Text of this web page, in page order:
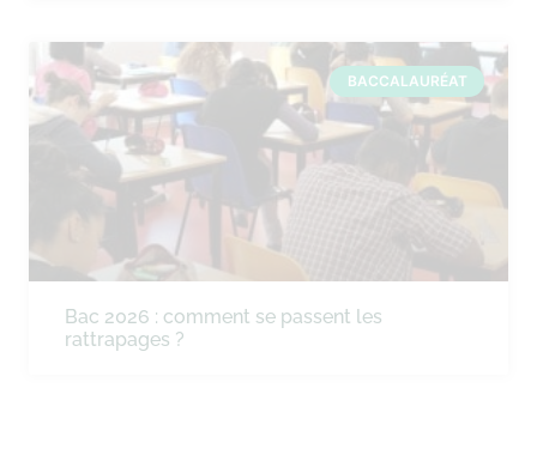
BACCALAURÉAT
Bac 2026 : comment se passent les
rattrapages ?